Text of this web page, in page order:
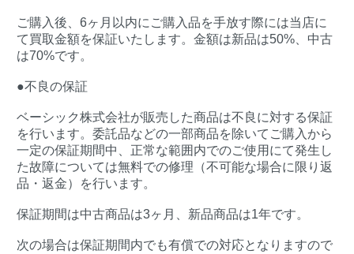
ご購入後、6ヶ月以内にご購入品を手放す際には当店に
て買取金額を保証いたします。金額は新品は50%、中古
は70%です。
●不良の保証
ベーシック株式会社が販売した商品は不良に対する保証
を行います。委託品などの一部商品を除いてご購入から
一定の保証期間中、正常な範囲内でのご使用にて発生し
た故障については無料での修理（不可能な場合に限り返
品・返金）を行います。
保証期間は中古商品は3ヶ月、新品商品は1年です。
次の場合は保証期間内でも有償での対応となりますので